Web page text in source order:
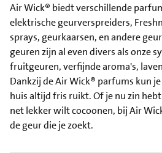
Air Wick® biedt verschillende
elektrische geurverspreiders,
sprays, geurkaarsen, en andere
geuren zijn al even divers als onze
fruitgeuren, verfijnde aroma's,
Dankzij de Air Wick® parfums kun
huis altijd fris ruikt. Of je nu zin
net lekker wilt cocoonen, bij Air
de geur die je zoekt.